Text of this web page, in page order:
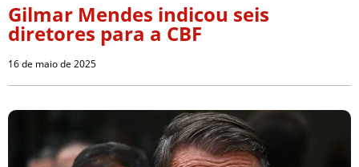
Gilmar Mendes indicou seis
diretores para a CBF
16 de maio de 2025